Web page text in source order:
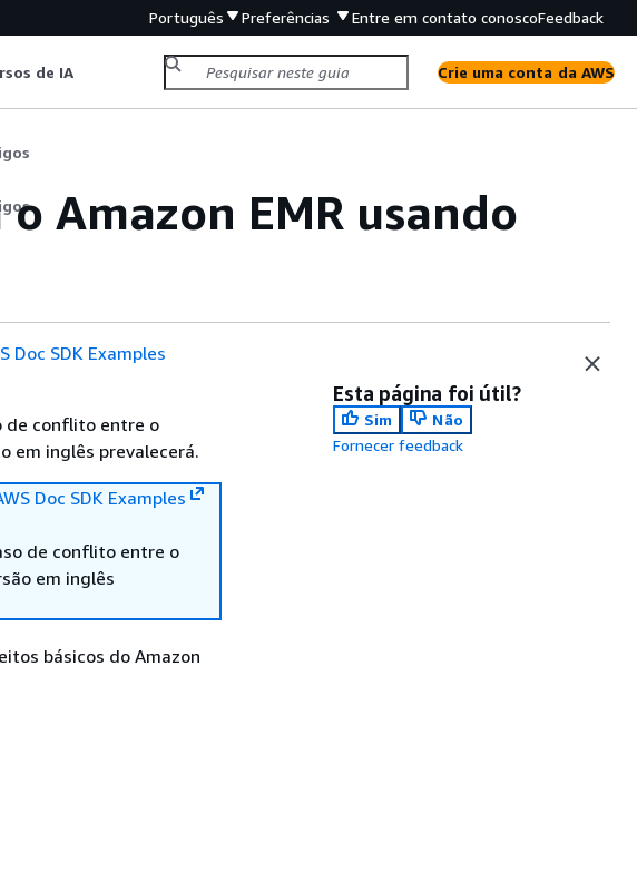
Português Preferências Entre em contato conoscoFeedback
de IA Crie uma conta da AWS
Amazon EMR usando
Doc SDK Examples
de conflito entre o
em inglês prevalecerá.
Doc SDK Examples
de conflito entre o
em inglês
básicos do Amazon
Esta página foi útil?
Sim
Não
Fornecer feedback